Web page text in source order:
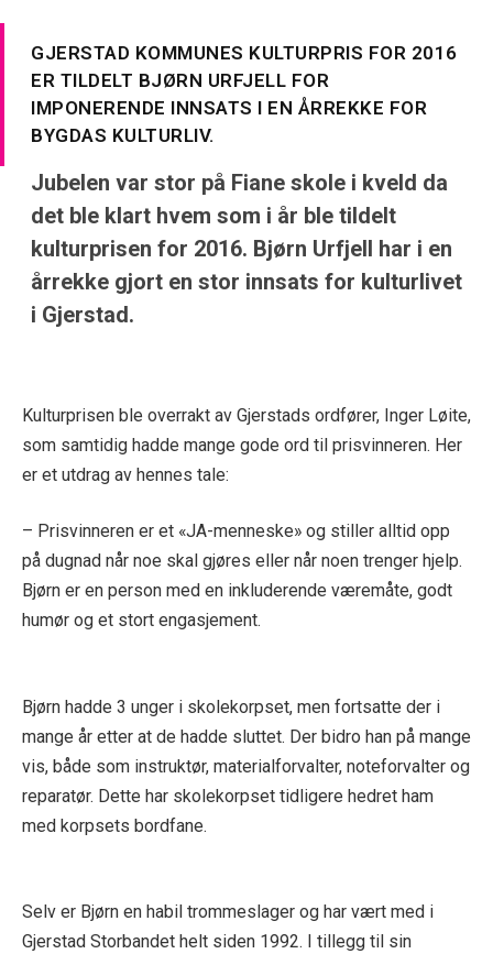
GJERSTAD KOMMUNES KULTURPRIS FOR 2016
ER TILDELT BJØRN URFJELL FOR
IMPONERENDE INNSATS I EN ÅRREKKE FOR
BYGDAS KULTURLIV.
Jubelen var stor på Fiane skole i kveld da
det ble klart hvem som i år ble tildelt
kulturprisen for 2016. Bjørn Urfjell har i en
årrekke gjort en stor innsats for kulturlivet
i Gjerstad.
Kulturprisen ble overrakt av Gjerstads ordfører, Inger Løite,
som samtidig hadde mange gode ord til prisvinneren. Her
er et utdrag av hennes tale:
– Prisvinneren er et «JA-menneske» og stiller alltid opp
på dugnad når noe skal gjøres eller når noen trenger hjelp.
Bjørn er en person med en inkluderende væremåte, godt
humør og et stort engasjement.
Bjørn hadde 3 unger i skolekorpset, men fortsatte der i
mange år etter at de hadde sluttet. Der bidro han på mange
vis, både som instruktør, materialforvalter, noteforvalter og
reparatør. Dette har skolekorpset tidligere hedret ham
med korpsets bordfane.
Selv er Bjørn en habil trommeslager og har vært med i
Gjerstad Storbandet helt siden 1992. I tillegg til sin